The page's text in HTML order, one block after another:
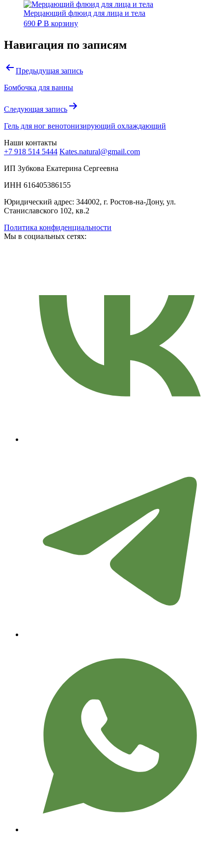
Мерцающий флюид для лица и тела
690 ₽ В корзину
Навигация по записям
Предыдущая запись
Бомбочка для ванны
Следующая запись
Гель для ног венотонизирующий охлаждающий
Наши контакты
+7 918 514 5444 Kates.natural@gmail.com
ИП Зубкова Екатерина Сергеевна
ИНН 616405386155
Юридический адрес: 344002, г. Ростов-на-Дону, ул.
Станиславского 102, кв.2
Политика конфиденциальности
Мы в социальных сетях: